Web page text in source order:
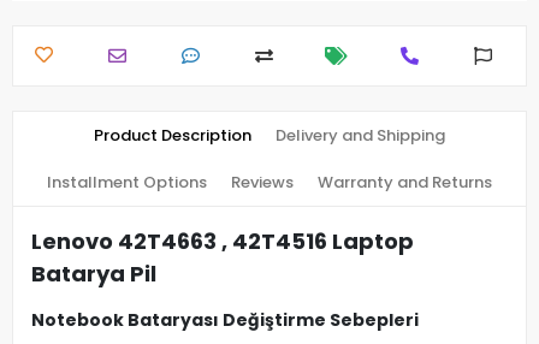
Product Description Delivery and Shipping
Installment Options Reviews Warranty and Returns
Lenovo 42T4663 , 42T4516 Laptop
Batarya Pil
Notebook Bataryası Değiştirme Sebepleri